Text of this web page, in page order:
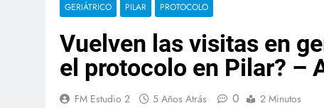
GERIÁTRICO PILAR PROTOCOLO
Vuelven las visitas en
el protocolo en Pilar? –
FM Estudio 2 5 Años Atrás 0 2 Minutos